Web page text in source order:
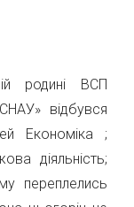
родині ВСП
відбувся
Економіка ;
діяльність;
переплелись